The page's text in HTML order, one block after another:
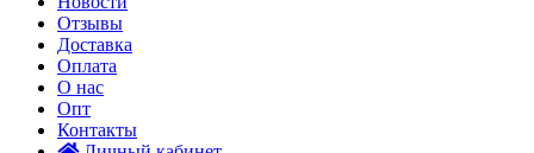
Отзывы
Доставка
Оплата
О нас
Опт
Контакты